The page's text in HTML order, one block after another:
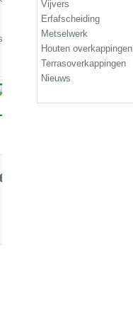
en de mogelijkheden
Vijvers
Erfafscheiding
Metselwerk
Houten overkappingen
Terrasoverkappingen
Nieuws